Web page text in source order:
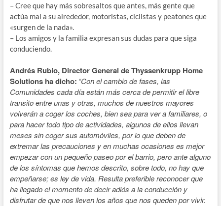
– Cree que hay más sobresaltos que antes, más gente que
actúa mal a su alrededor, motoristas, ciclistas y peatones que
«surgen de la nada».
– Los amigos y la familia expresan sus dudas para que siga
conduciendo.
Andrés Rubio, Director General de Thyssenkrupp Home
Solutions ha dicho: “Con el cambio de fases, las
Comunidades cada día están más cerca de permitir el libre
transito entre unas y otras, muchos de nuestros mayores
volverán a coger los coches, bien sea para ver a familiares, o
para hacer todo tipo de actividades, algunos de ellos llevan
meses sin coger sus automóviles, por lo que deben de
extremar las precauciones y en muchas ocasiones es mejor
empezar con un pequeño paseo por el barrio, pero ante alguno
de los síntomas que hemos descrito, sobre todo, no hay que
empeñarse; es ley de vida. Resulta preferible reconocer que
ha llegado el momento de decir adiós a la conducción y
disfrutar de que nos lleven los años que nos queden por vivir.